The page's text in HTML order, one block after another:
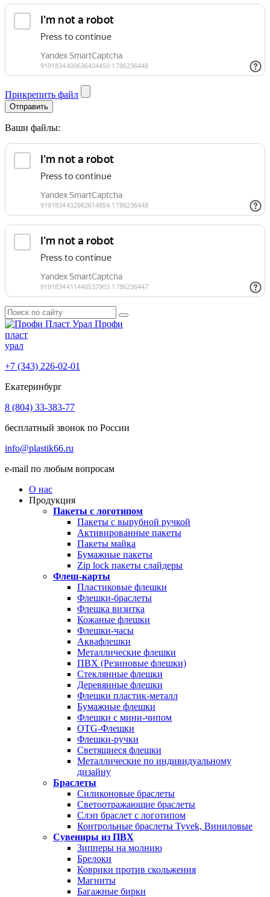
Прикрепить файл
Отправить
Ваши файлы:
Профи
пласт
урал
+7 (343) 226-02-01
Екатеринбург
8 (804) 33-383-77
бесплатный звонок по России
info@plastik66.ru
e-mail по любым вопросам
О нас
Продукция
Пакеты с логотипом
Пакеты с вырубной ручкой
Активированные пакеты
Пакеты майка
Бумажные пакеты
Zip lock пакеты слайдеры
Флеш-карты
Пластиковые флешки
Флешки-браслеты
Флешка визитка
Кожаные флешки
Флешки-часы
Аквафлешки
Металлические флешки
ПВХ (Резиновые флешки)
Стеклянные флешки
Деревянные флешки
Флешки пластик-металл
Бумажные флешки
Флешки с мини-чипом
OTG-Флешки
Флешки-ручки
Светящиеся флешки
Металлические по индивидуальному
дизайну
Браслеты
Силиконовые браслеты
Светоотражающие браслеты
Слэп браслет с логотипом
Контрольные браслеты Tyvek, Виниловые
Сувениры из ПВХ
Зипперы на молнию
Брелоки
Коврики против скольжения
Магниты
Багажные бирки